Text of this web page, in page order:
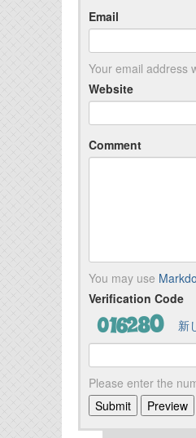
Email
Your email address
Website
Comment
You may use
Verification Code
新
Please enter the